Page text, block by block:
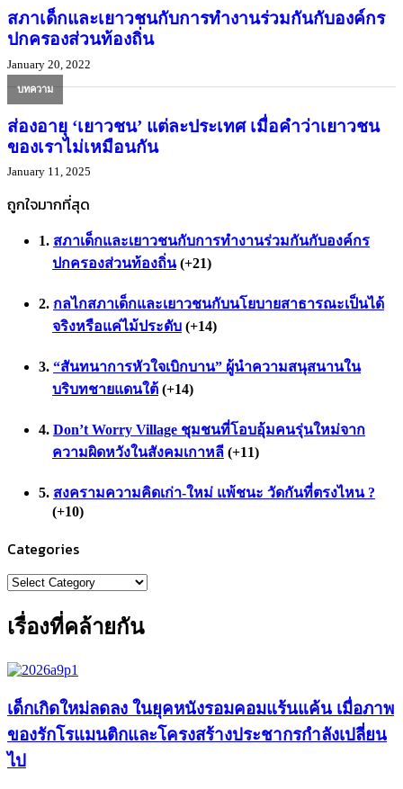
สภาเด็กและเยาวชนกับการทำงานร่วมกันกับองค์กร
ปกครองส่วนท้องถิ่น
January 20, 2022
บทความ
ส่องอายุ ‘เยาวชน’ แต่ละประเทศ เมื่อคำว่าเยาวชน
ของเราไม่เหมือนกัน
January 11, 2025
ถูกใจมากที่สุด
สภาเด็กและเยาวชนกับการทำงานร่วมกันกับองค์กร
ปกครองส่วนท้องถิ่น +21
กลไกสภาเด็กและเยาวชนกับนโยบายสาธารณะเป็นได้
จริงหรือแค่ไม้ประดับ +14
“สันทนาการหัวใจเบิกบาน” ผู้นำความสนุสนานใน
บริบทชายแดนใต้ +14
Don’t Worry Village ชุมชนที่โอบอุ้มคนรุ่นใหม่จาก
ความผิดหวังในสังคมเกาหลี +11
สงครามความคิดเก่า-ใหม่ แพ้ชนะ วัดกันที่ตรงไหน ?
+10
Categories
Categories
เรื่องที่คล้ายกัน
เด็กเกิดใหม่ลดลง ในยุคหนังรอมคอมแร้นแค้น เมื่อภาพ
ของรักโรแมนติกและโครงสร้างประชากรกำลังเปลี่ยน
ไป